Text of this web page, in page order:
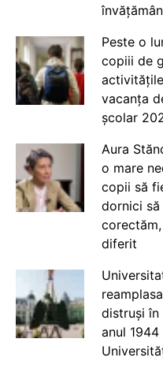
Peste o
copiii de
vacanța
școlar
Aura
o mare
copii să
dornici să
diferit
distruși în
anul